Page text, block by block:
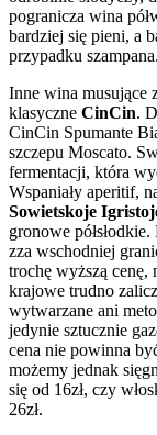
pogranicza wina
bardziej się pieni, a
przypadku szampana.
Inne wina musujące
klasyczne CinCin.
CinCin Spumante
szczepu Moscato.
fermentacji, która
Wspaniały aperitif,
Sowietskoje
gronowe
zza wschodniej
trochę wyższą cenę,
krajowe trudno
wytwarzane ani
jedynie sztucznie
cena nie powinna
możemy jednak
się od 16zł, czy
26zł.